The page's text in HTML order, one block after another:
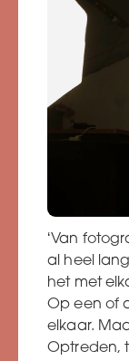
‘Van
al heel
het met
Op een of
elkaar.
Optreden,